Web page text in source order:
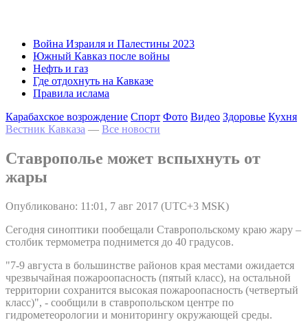
Война Израиля и Палестины 2023
Южный Кавказ после войны
Нефть и газ
Где отдохнуть на Кавказе
Правила ислама
Карабахское возрождение Спорт Фото Видео Здоровье Кухня
Вестник Кавказа — Все новости
Ставрополье может вспыхнуть от
жары
Опубликовано: 11:01, 7 авг 2017 (UTC+3 MSK)
Сегодня синоптики пообещали Ставропольскому краю жару –
столбик термометра поднимется до 40 градусов.
"7-9 августа в большинстве районов края местами ожидается
чрезвычайная пожароопасность (пятый класс), на остальной
территории сохранится высокая пожароопасность (четвертый
класс)", - сообщили в ставропольском центре по
гидрометеорологии и мониторингу окружающей среды.